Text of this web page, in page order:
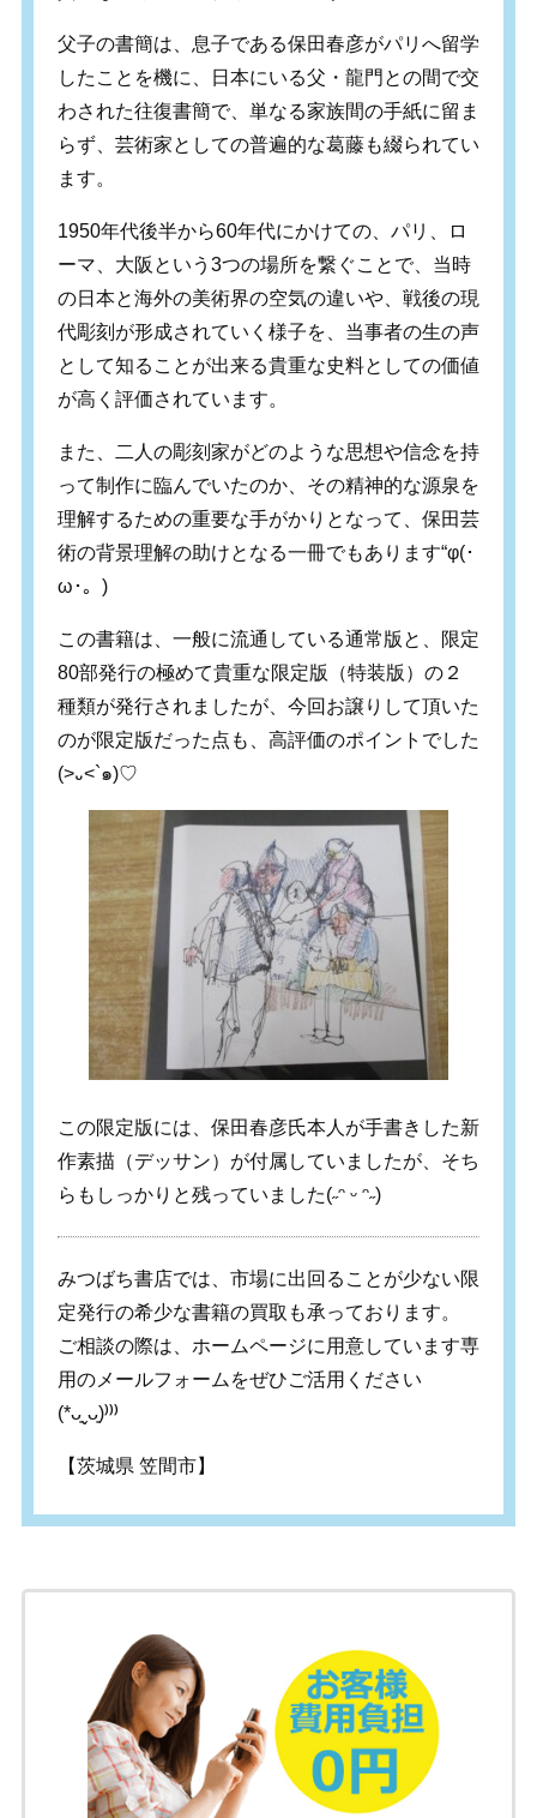
父子の書簡は、息子である保田春彦がパリへ留学
したことを機に、日本にいる父・龍門との間で交
わされた往復書簡で、単なる家族間の手紙に留ま
らず、芸術家としての普遍的な葛藤も綴られてい
ます。
1950年代後半から60年代にかけての、パリ、ロ
ーマ、大阪という3つの場所を繋ぐことで、当時
の日本と海外の美術界の空気の違いや、戦後の現
代彫刻が形成されていく様子を、当事者の生の声
として知ることが出来る貴重な史料としての価値
が高く評価されています。
また、二人の彫刻家がどのような思想や信念を持
って制作に臨んでいたのか、その精神的な源泉を
理解するための重要な手がかりとなって、保田芸
術の背景理解の助けとなる一冊でもあります“φ(･
ω･。)
この書籍は、一般に流通している通常版と、限定
80部発行の極めて貴重な限定版（特装版）の２
種類が発行されましたが、今回お譲りして頂いた
のが限定版だった点も、高評価のポイントでした
(>᎑<`๑)♡
この限定版には、保田春彦氏本人が手書きした新
作素描（デッサン）が付属していましたが、そち
らもしっかりと残っていました(˶ᵔ ᵕ ᵔ˶)
みつばち書店では、市場に出回ることが少ない限
定発行の希少な書籍の買取も承っております。
ご相談の際は、ホームページに用意しています専
用のメールフォームをぜひご活用ください
(*ᴗ͈ˬᴗ͈)⁾⁾⁾
【茨城県 笠間市】